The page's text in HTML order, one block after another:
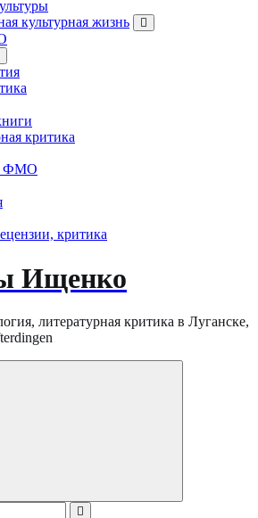
культурная жизнь
критика
ФМО
критика
Ищенко
литературная критика в Луганске,